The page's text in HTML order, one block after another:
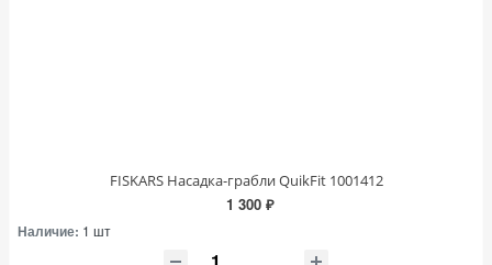
FISKARS Насадка-грабли QuikFit 1001412
1 300 ₽
Наличие: 1 шт